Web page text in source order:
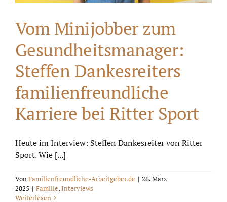
Vom Minijobber zum
Gesundheitsmanager:
Steffen Dankesreiters
familienfreundliche
Karriere bei Ritter Sport
Heute im Interview: Steffen Dankesreiter von Ritter
Sport. Wie [...]
Von Familienfreundliche-Arbeitgeber.de | 26. März
2025 | Familie,Interviews
Weiterlesen